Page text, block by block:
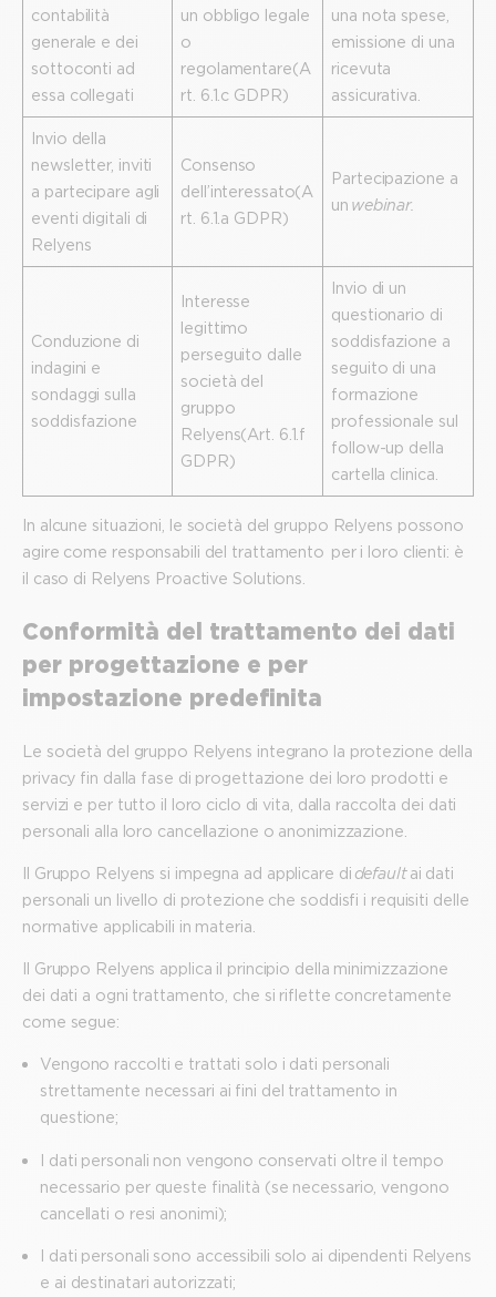
contabilità
generale e dei
sottoconti ad
essa collegati
un obbligo legale
o
regolamentare (A
rt. 6.1.c GDPR)
una nota spese,
emissione di una
ricevuta
assicurativa.
Invio della
newsletter, inviti
a partecipare agli
eventi digitali di
Relyens
Consenso
dell’interessato (A
rt. 6.1.a GDPR)
Partecipazione a
un webinar.
Conduzione di
indagini e
sondaggi sulla
soddisfazione
Interesse
legittimo
perseguito dalle
società del
gruppo
Relyens (Art. 6.1.f
GDPR)
Invio di un
questionario di
soddisfazione a
seguito di una
formazione
professionale sul
follow-up della
cartella clinica.
In alcune situazioni, le società del gruppo Relyens possono
agire come responsabili del trattamento per i loro clienti: è
il caso di Relyens Proactive Solutions.
Conformità del trattamento dei dati
per progettazione e per
impostazione predefinita
Le società del gruppo Relyens integrano la protezione della
privacy fin dalla fase di progettazione dei loro prodotti e
servizi e per tutto il loro ciclo di vita, dalla raccolta dei dati
personali alla loro cancellazione o anonimizzazione.
Il Gruppo Relyens si impegna ad applicare di defaultai dati
personali un livello di protezione che soddisfi i requisiti delle
normative applicabili in materia.
Il Gruppo Relyens applica il principio della minimizzazione
dei dati a ogni trattamento, che si riflette concretamente
come segue:
Vengono raccolti e trattati solo i dati personali
strettamente necessari ai fini del trattamento in
questione;
I dati personali non vengono conservati oltre il tempo
necessario per queste finalità (se necessario, vengono
cancellati o resi anonimi);
I dati personali sono accessibili solo ai dipendenti Relyens
e ai destinatari autorizzati;